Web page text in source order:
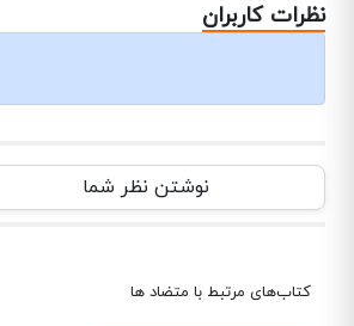
نظرات کاربران
نوشتن نظر شما
کتاب‌های مرتبط با متضاد ها